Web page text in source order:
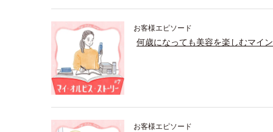
お客様エピソード
何歳になっても美容を楽しむマイ
お客様エピソード